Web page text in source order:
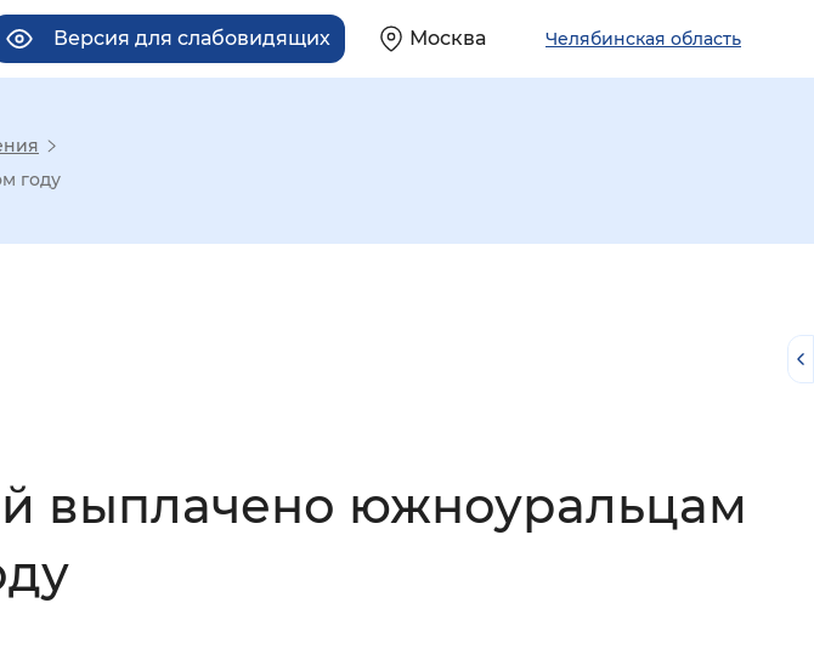
Версия для слабовидящих Москва Челябинская область
году
выплачено южноуральцам